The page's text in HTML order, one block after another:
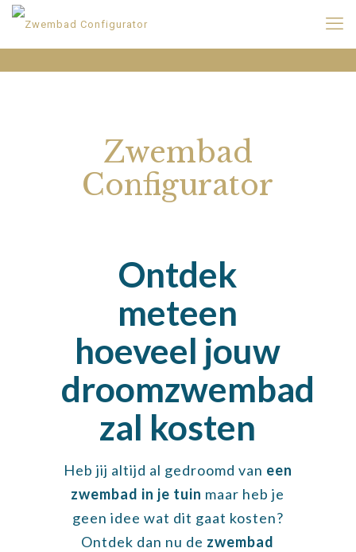
Zwembad
Configurator
Ontdek
meteen
hoeveel jouw
droomzwembad
zal kosten
Heb jij altijd al gedroomd van een
zwembad in je tuin maar heb je
geen idee wat dit gaat kosten?
Ontdek dan nu de zwembad